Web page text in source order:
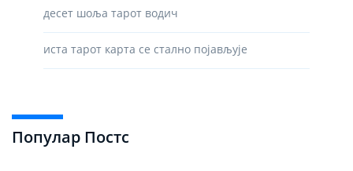
десет шоља тарот водич
иста тарот карта се стално појављује
Популар Постс